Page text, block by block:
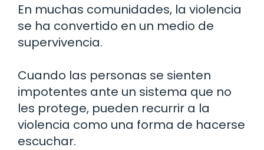
En muchas comunidades, la violencia
se ha convertido en un medio de
supervivencia.
Cuando las personas se sienten
impotentes ante un sistema que no
les protege, pueden recurrir a la
violencia como una forma de hacerse
escuchar.